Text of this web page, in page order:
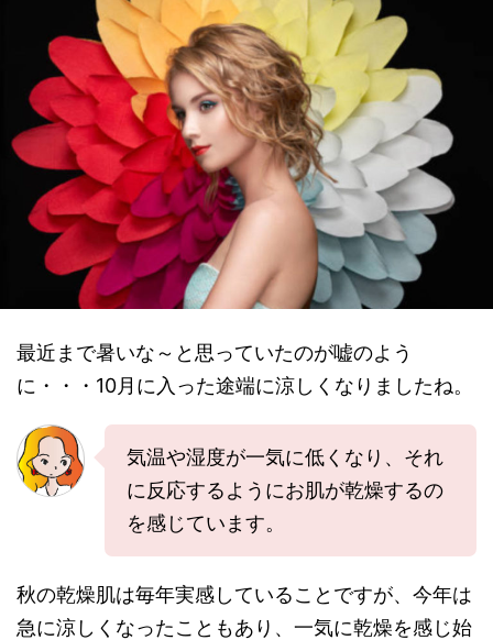
最近まで暑いな～と思っていたのが嘘のよう
に・・・10月に入った途端に涼しくなりましたね。
気温や湿度が一気に低くなり、それ
に反応するようにお肌が乾燥するの
を感じています。
秋の乾燥肌は毎年実感していることですが、今年は
急に涼しくなったこともあり、一気に乾燥を感じ始